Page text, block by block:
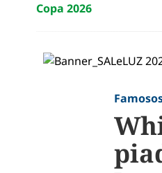
Copa 2026